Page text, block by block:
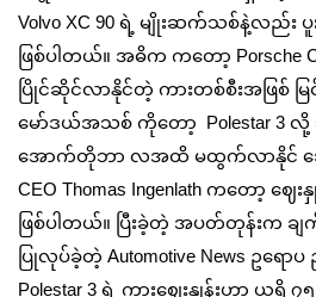
Volvo XC 90 ရဲ့ မျိုးဆက်သစ်နဲ့လည်း
ဖြစ်ပါတယ်။ အဓိက ကတော့ Porsche
ပြိုင်ဆိုင်လာနိုင်တဲ့ ကားတစ်စီးအဖြစ် မ
မော်ဒယ်အသစ် ကိုတော့ Polestar 3
အောက်တိုဘာ လအထိ မထွက်လာနိုင် သေး
CEO Thomas Ingenlath ကတော့ ဈေး
ဖြစ်ပါတယ်။ ပြီးခဲ့တဲ့ အပတ်တုန်းက ချက်
ပြုလုပ်ခဲ့တဲ့ Automotive News ဥရော
Polestar 3 ရဲ့ ကားဈေးနှုန်းဟာ ယူရို ၇